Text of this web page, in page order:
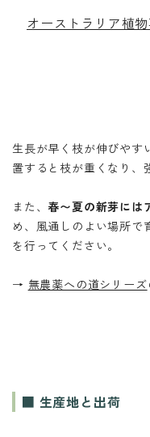
オーストラリア植
生長が早く枝が伸びやす
置すると枝が重くなり、
また、 春〜夏の新芽には
め、風通しのよい場所で
を行ってください。
→ 無農薬への道シリーズ
■ 生産地と出荷